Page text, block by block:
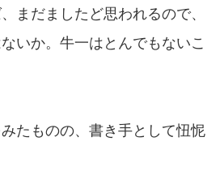
まだましたど思われるので、
いか。牛一はとんでもないこ
みたものの、書き手として忸怩